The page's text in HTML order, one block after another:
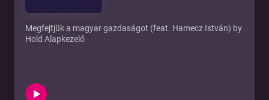
Megfejtjük a magyar gazdaságot (feat. Hamecz István) by
Hold Alapkezelő